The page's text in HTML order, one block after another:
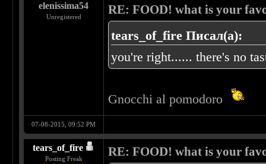
elenissima54
Unregistered
RE: FOOD! what is your
tears_of_fire Писал(а):
you're right...... there's no
Gnocchi al pomodoro
07-08-2015, 09:52 PM
tears_of_fire
Posting Freak
RE: FOOD! what is your